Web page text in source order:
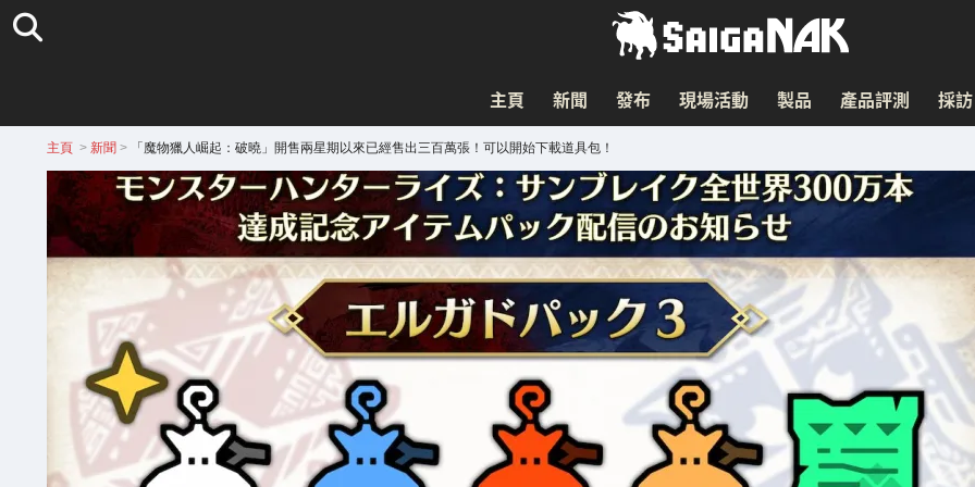
主頁 新聞 發布 現場活動 製品 產品評測 採訪
主頁 > 新聞 > 「魔物獵人崛起：破曉」開售兩星期以來已經售出三百萬張！可以開始下載道具包！